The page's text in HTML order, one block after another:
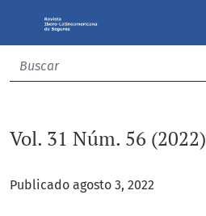
Vol. 31 Núm. 56 (2022)
Publicado agosto 3, 2022